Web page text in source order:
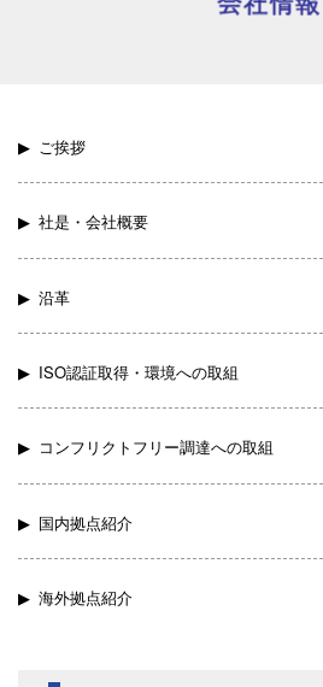
ご挨拶
社是・会社概要
沿革
ISO認証取得・環境への取組
コンフリクトフリー調達への取組
国内拠点紹介
海外拠点紹介